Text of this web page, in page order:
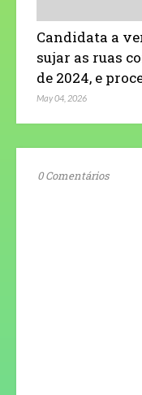
Candidata a
sujar as ruas
de 2024, e
May 04, 2026
0 Comentários